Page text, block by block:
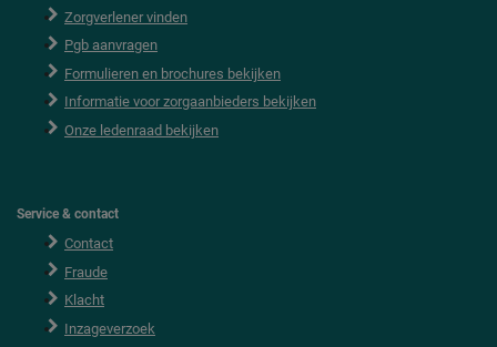
Zorgverlener vinden
Pgb aanvragen
Formulieren en brochures bekijken
Informatie voor zorgaanbieders bekijken
Onze ledenraad bekijken
Service & contact
Contact
Fraude
Klacht
Inzageverzoek